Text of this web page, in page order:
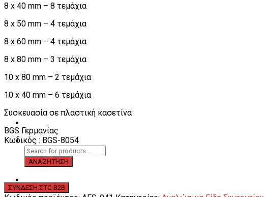
8 x 40 mm – 8 τεμάχια
8 x 50 mm – 4 τεμάχια
8 x 60 mm – 4 τεμάχια
8 x 80 mm – 3 τεμάχια
10 x 80 mm – 2 τεμάχια
10 x 40 mm – 6 τεμάχια
Συσκευασία σε πλαστική κασετίνα
BGS Γερμανίας
Κωδικός : BGS-8054